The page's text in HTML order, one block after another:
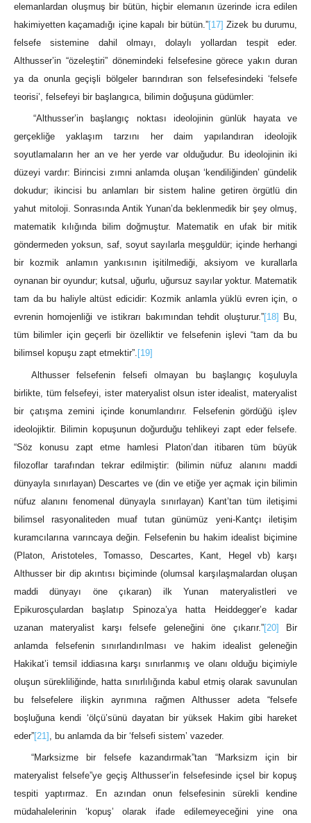
elemanlardan oluşmuş bir bütün, hiçbir elemanın üzerinde icra edilen
hakimiyetten kaçamadığı içine kapalı bir bütün.”[17] Zizek bu durumu,
felsefe sistemine dahil olmayı, dolaylı yollardan tespit eder.
Althusser’in “özeleştiri” dönemindeki felsefesine görece yakın duran
ya da onunla geçişli bölgeler barındıran son felsefesindeki ‘felsefe
teorisi’, felsefeyi bir başlangıca, bilimin doğuşuna güdümler:
“Althusser’in başlangıç noktası ideolojinin günlük hayata ve
gerçekliğe yaklaşım tarzını her daim yapılandıran ideolojik
soyutlamaların her an ve her yerde var olduğudur. Bu ideolojinin iki
düzeyi vardır: Birincisi zımni anlamda oluşan ‘kendiliğinden’ gündelik
dokudur; ikincisi bu anlamları bir sistem haline getiren örgütlü din
yahut mitoloji. Sonrasında Antik Yunan’da beklenmedik bir şey olmuş,
matematik kılığında bilim doğmuştur. Matematik en ufak bir mitik
göndermeden yoksun, saf, soyut sayılarla meşguldür; içinde herhangi
bir kozmik anlamın yankısının işitilmediği, aksiyom ve kurallarla
oynanan bir oyundur; kutsal, uğurlu, uğursuz sayılar yoktur. Matematik
tam da bu haliyle altüst edicidir: Kozmik anlamla yüklü evren için, o
evrenin homojenliği ve istikrarı bakımından tehdit oluşturur.”[18]
Bu,
tüm bilimler için geçerli bir özelliktir ve felsefenin işlevi “tam da bu
bilimsel kopuşu zapt etmektir”. [19]
Althusser felsefenin felsefi olmayan bu başlangıç koşuluyla
birlikte, tüm felsefeyi, ister materyalist olsun ister idealist, materyalist
bir çatışma zemini içinde konumlandırır. Felsefenin gördüğü işlev
ideolojiktir. Bilimin kopuşunun doğurduğu tehlikeyi zapt eder felsefe.
“Söz konusu zapt etme hamlesi Platon’dan itibaren tüm büyük
filozoflar tarafından tekrar edilmiştir: (bilimin nüfuz alanını maddi
dünyayla sınırlayan) Descartes ve (din ve etiğe yer açmak için bilimin
nüfuz alanını fenomenal dünyayla sınırlayan) Kant’tan tüm iletişimi
bilimsel rasyonaliteden muaf tutan günümüz yeni-Kantçı iletişim
kuramcılarına varıncaya değin. Felsefenin bu hakim idealist biçimine
(Platon, Aristoteles, Tomasso, Descartes, Kant, Hegel vb) karşı
Althusser bir dip akıntısı biçiminde (olumsal karşılaşmalardan oluşan
maddi dünyayı öne çıkaran) ilk Yunan materyalistleri ve
Epikurosçulardan başlatıp Spinoza’ya hatta Heiddegger’e kadar
uzanan materyalist karşı felsefe geleneğini öne çıkarır.”[20] Bir
anlamda felsefenin sınırlandırılması ve hakim idealist geleneğin
Hakikat’i temsil iddiasına karşı sınırlanmış ve olanı olduğu biçimiyle
oluşun sürekliliğinde, hatta sınırlılığında kabul etmiş olarak savunulan
bu felsefelere ilişkin ayrımına rağmen Althusser adeta “felsefe
boşluğuna kendi ‘ölçü’sünü dayatan bir yüksek Hakim gibi hareket
eder”[21] , bu anlamda da bir ‘felsefi sistem’ vazeder.
“Marksizme bir felsefe kazandırmak”tan “Marksizm için bir
materyalist felsefe”ye geçiş Althusser’in felsefesinde içsel bir kopuş
tespiti yaptırmaz. En azından onun felsefesinin sürekli kendine
müdahalelerinin ‘kopuş’ olarak ifade edilemeyeceğini yine ona